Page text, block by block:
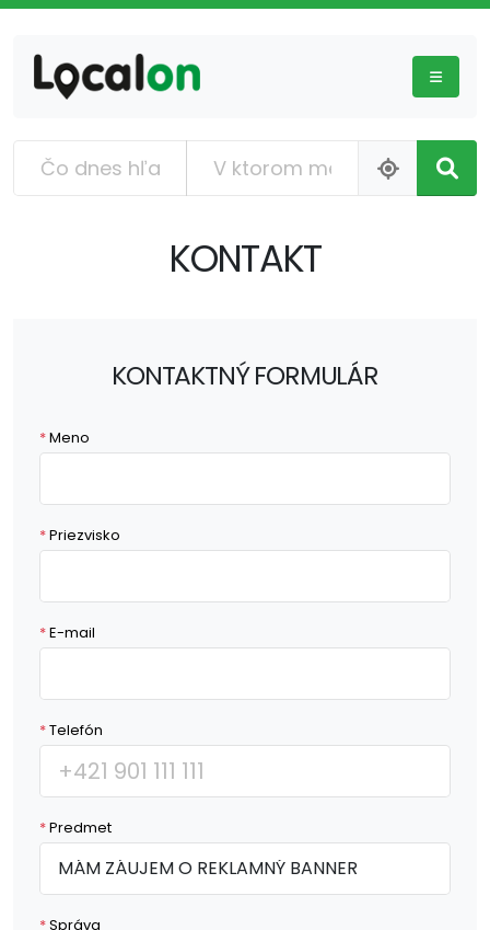
KONTAKT
KONTAKTNÝ FORMULÁR
*Meno
*Priezvisko
*E-mail
*Telefón
*Predmet
*Správa